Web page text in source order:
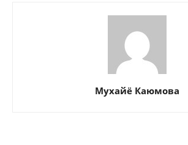
Мухайё Каюмова